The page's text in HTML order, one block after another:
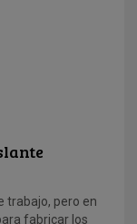
trabajo, pero en
fabricar los